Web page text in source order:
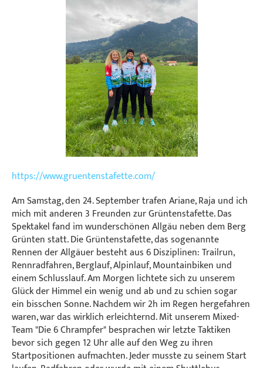
https://www.gruentenstafette.com/
Am Samstag, den 24. September trafen Ariane, Raja und ich
mich mit anderen 3 Freunden zur Grüntenstafette. Das
Spektakel fand im wunderschönen Allgäu neben dem Berg
Grünten statt. Die Grüntenstafette, das sogenannte
Rennen der Allgäuer besteht aus 6 Disziplinen: Trailrun,
Rennradfahren, Berglauf, Alpinlauf, Mountainbiken und
einem Schlusslauf. Am Morgen lichtete sich zu unserem
Glück der Himmel ein wenig und ab und zu schien sogar
ein bisschen Sonne. Nachdem wir 2h im Regen hergefahren
waren, war das wirklich erleichternd. Mit unserem Mixed-
Team "Die 6 Chrampfer" besprachen wir letzte Taktiken
bevor sich gegen 12 Uhr alle auf den Weg zu ihren
Startpositionen aufmachten. Jeder musste zu seinem Start